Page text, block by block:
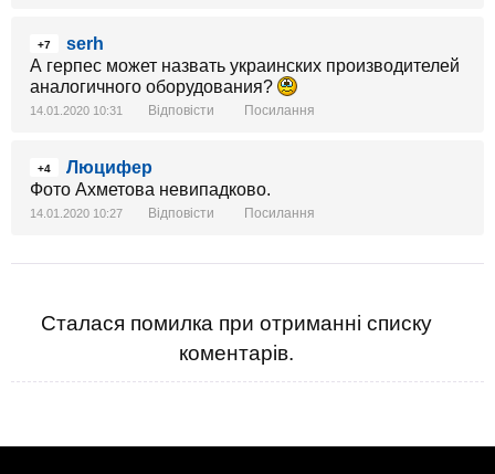
+7
serh
А герпес может назвать украинских производителей
аналогичного оборудования?
14.01.2020 10:31 Відповісти Посилання
+4
Люцифер
Фото Ахметова невипадково.
14.01.2020 10:27 Відповісти Посилання
Сталася помилка при отриманні списку
коментарів.